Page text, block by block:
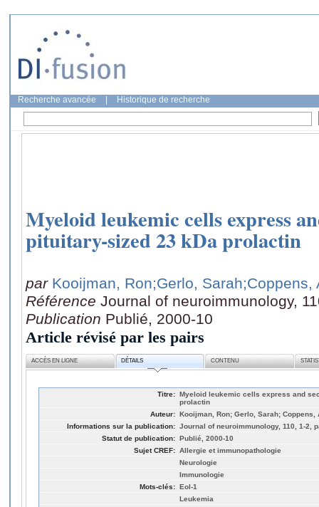
Recherche avancée Historique de recherche
Myeloid leukemic cells express
pituitary-sized 23 kDa prolactin
par Kooijman, Ron;Gerlo, Sarah;Coppens,
Référence Journal of neuroimmunology,
Publication Publié, 2000-10
Article révisé par les pairs
ACCÈS EN LIGNE DÉTAILS CONTENU
Titre: Myeloid leukemic cells express and
prolactin
Auteur: Kooijman, Ron; Gerlo, Sarah;
Informations sur la publication: Journal of neuroimmunology, 110, 1-2,
Statut de publication: Publié, 2000-10
Sujet CREF: Allergie et immunopathologie
Neurologie
Immunologie
Mots-clés: Eol-1
Leukemia